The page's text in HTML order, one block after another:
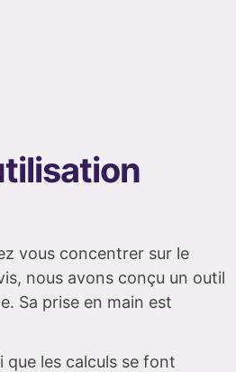
vous concentrer sur le
nous avons conçu un outil
Sa prise en main est
que les calculs se font